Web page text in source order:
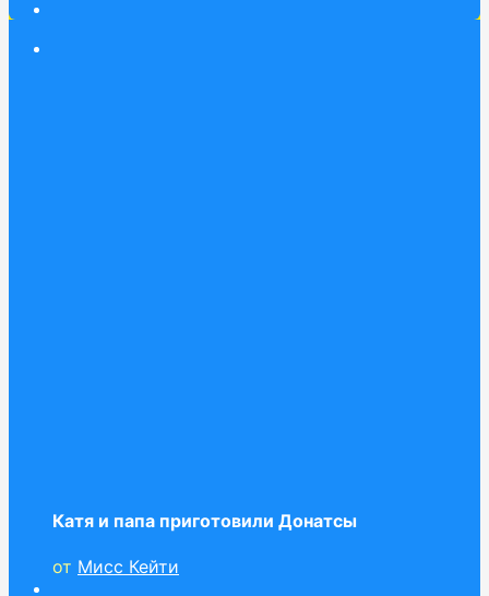
Катя и папа приготовили Донатсы
от Мисс Кейти